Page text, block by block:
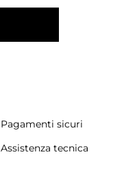
Pagamenti sicuri
Assistenza tecnica